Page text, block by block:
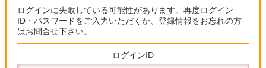
ログインに失敗している可能性があります。再度ログイン
ID・パスワードをご入力いただくか、登録情報をお忘れの方
はお問合せ下さい。
ログインID